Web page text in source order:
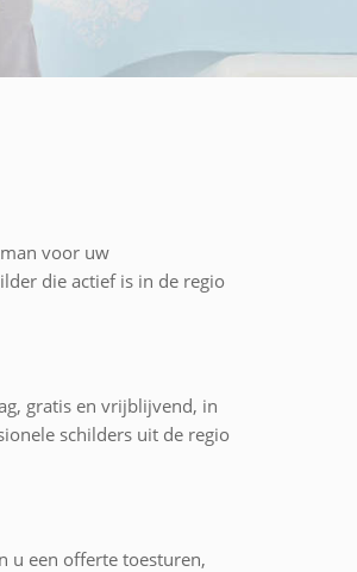
voor uw
die actief is in de regio
gratis en vrijblijvend, in
schilders uit de regio
u een offerte toesturen,